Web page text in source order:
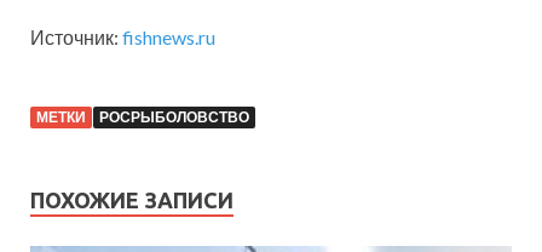
Источник: fishnews.ru
МЕТКИ РОСРЫБОЛОВСТВО
ПОХОЖИЕ ЗАПИСИ